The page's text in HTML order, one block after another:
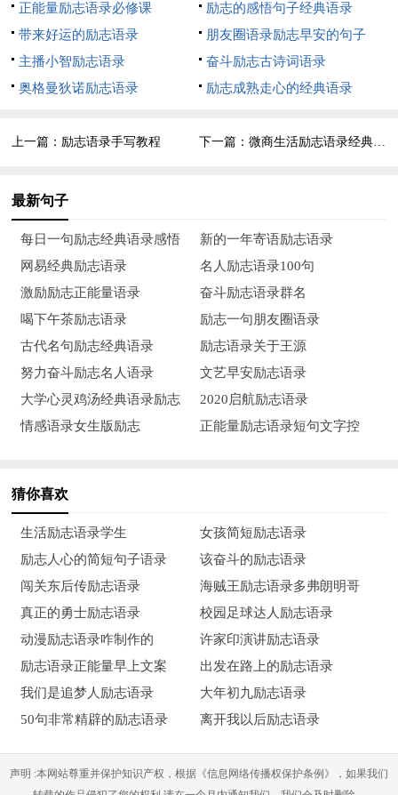
14、明天扫完明天的落叶，明天的树叶不会在明天掉上去，
不要为明天烦恼，要努力地活在明天这一刻。
恩的心境摸摸旭日的头发，说一些赞誉与感谢的话。
17、虽然儿女像风筝远扬了，父母的心总还是绑在线上。充
溢爱的脸是文字难以描画的。爱，只能体会，不能描画。
18、山谷的最低点正是山的终点，许多走进山谷的人之所以
走不出来，正是他们停住双脚，蹲在山谷烦恼哭泣的缘故。
19、许久以来，我不时在找一个理由来说明我为什么爱你，
可是我找不到，由于我不能把对你的爱只限定于一个理由。
20、我们为什么对一团体完全无私地溶入爱里会有那样庄严
21、万事万物就看你的心怎样想，事情的好坏无所谓，心想
的好坏才可以使一团体有喜怒哀乐!想要快乐人生，心就先快乐!
22、对待儿女，虽然儿女像风筝远扬了，的心总还是绑在线
上。充满爱的脸是文字难以形容的。爱，只能体会，不能描绘。
23、我，宁与浅笑的自己做伙伴，也不与烦恼的自己同祝
我，要不时地与太阳赛跑，不时地穿过泥泞的路，看着远处的黑
暗。
24、我们心的.柔软，可以比花瓣更美，比草原更绿，比陆
地更广，比天空更无边，比云还要自在。柔软是最有力气，也是
最恒常的。
正能量励志语录必修课
励志的感悟句子经典语录
带来好运的励志语录
朋友圈语录励志早安的句子
主播小智励志语录
奋斗励志古诗词语录
奥格曼狄诺励志语录
励志成熟走心的经典语录
上一篇： 励志语录手写教程 下一篇： 微商生活励志语录经典短句
最新句子
每日一句励志经典语录感悟
新的一年寄语励志语录
网易经典励志语录
名人励志语录100句
激励励志正能量语录
奋斗励志语录群名
喝下午茶励志语录
励志一句朋友圈语录
古代名句励志经典语录
励志语录关于王源
努力奋斗励志名人语录
文艺早安励志语录
大学心灵鸡汤经典语录励志
2020启航励志语录
情感语录女生版励志
正能量励志语录短句文字控
猜你喜欢
生活励志语录学生
女孩简短励志语录
励志人心的简短句子语录
该奋斗的励志语录
闯关东后传励志语录
海贼王励志语录多弗朗明哥
真正的勇士励志语录
校园足球达人励志语录
动漫励志语录咋制作的
许家印演讲励志语录
励志语录正能量早上文案
出发在路上的励志语录
我们是追梦人励志语录
大年初九励志语录
50句非常精辟的励志语录
离开我以后励志语录
声明 :本网站尊重并保护知识产权，根据《信息网络传播权保护条例》，如果我们